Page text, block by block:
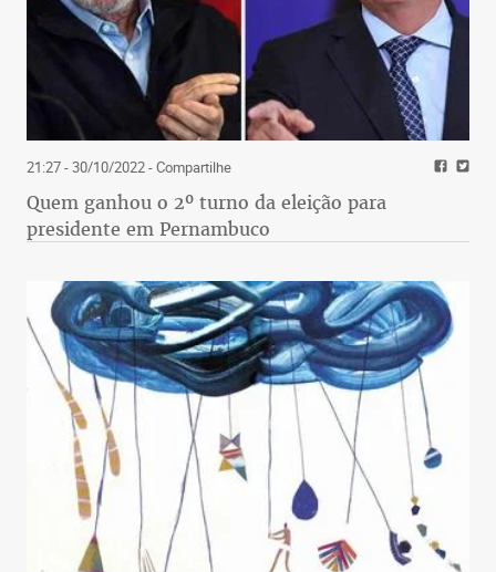
21:27 - 30/10/2022- Compartilhe
Quem ganhou o 2º turno da eleição para
presidente em Pernambuco